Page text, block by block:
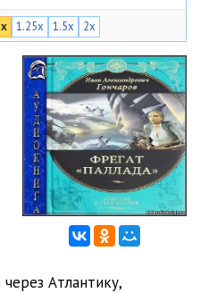
13:44
15:13
14:37
15:59
14:57
1.25x 1.5x 2x
Атлантику,